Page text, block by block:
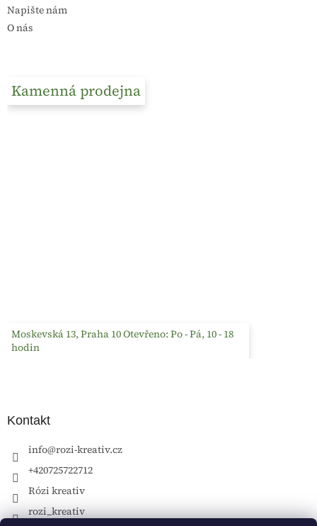
Napište nám
O nás
Kamenná prodejna
Moskevská 13, Praha 10 Otevřeno: Po - Pá, 10 - 18
hodin
Kontakt
info@rozi-kreativ.cz
+420725722712
Rózi kreativ
rozi_kreativ